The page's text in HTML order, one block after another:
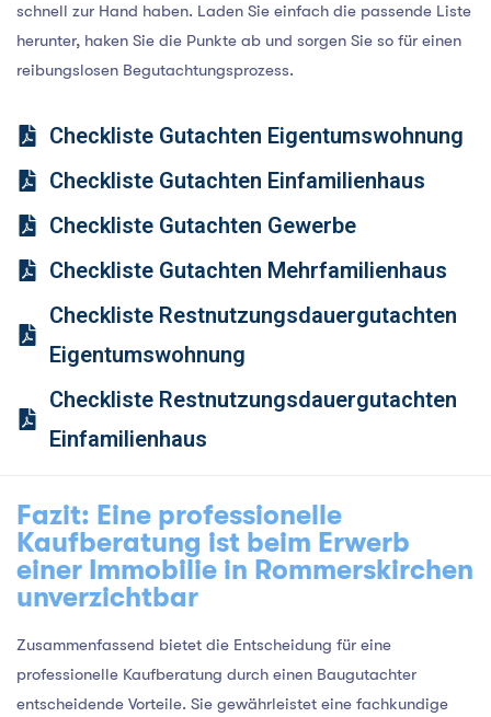
schnell zur Hand haben. Laden Sie einfach die passende Liste
herunter, haken Sie die Punkte ab und sorgen Sie so für einen
reibungslosen Begutachtungs­prozess.
Checkliste Gutachten Eigentumswohnung
Checkliste Gutachten Einfamilienhaus
Checkliste Gutachten Gewerbe
Checkliste Gutachten Mehrfamilienhaus
Checkliste Restnutzungsdauergutachten
Eigentumswohnung
Checkliste Restnutzungsdauergutachten
Einfamilienhaus
Fazit: Eine professionelle
Kaufberatung ist beim Erwerb
einer Immobilie in Rommerskirchen
unverzichtbar
Zusammenfassend bietet die Entscheidung für eine
professionelle Kaufberatung durch einen Baugutachter
entscheidende Vorteile. Sie gewährleistet eine fachkundige